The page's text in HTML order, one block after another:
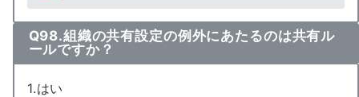
Q98.組織の共有設定の例外にあたるのは共有ル
ールですか？
1.はい